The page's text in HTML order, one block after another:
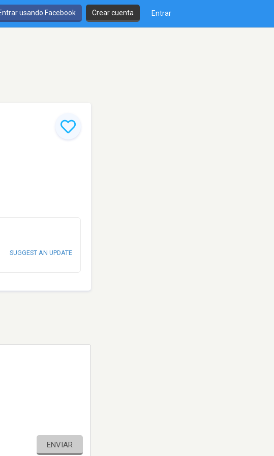
usando Facebook Crear cuenta Entrar
SUGGEST AN UPDATE
ENVIAR